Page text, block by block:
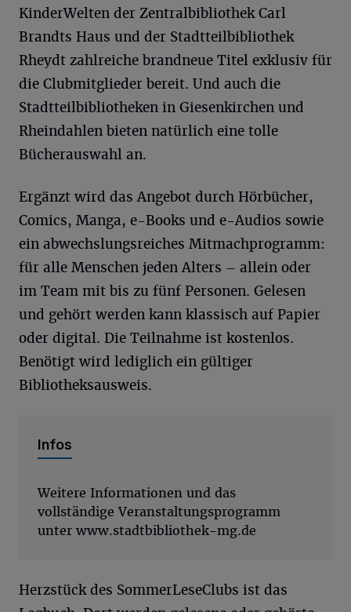
KinderWelten der Zentralbibliothek Carl
Brandts Haus und der Stadtteilbibliothek
Rheydt zahlreiche brandneue Titel exklusiv für
die Clubmitglieder bereit. Und auch die
Stadtteilbibliotheken in Giesenkirchen und
Rheindahlen bieten natürlich eine tolle
Bücherauswahl an.
Ergänzt wird das Angebot durch Hörbücher,
Comics, Manga, e-Books und e-Audios sowie
ein abwechslungsreiches Mitmachprogramm:
für alle Menschen jeden Alters – allein oder
im Team mit bis zu fünf Personen. Gelesen
und gehört werden kann klassisch auf Papier
oder digital. Die Teilnahme ist kostenlos.
Benötigt wird lediglich ein gültiger
Bibliotheksausweis.
Infos
Weitere Informationen und das
vollständige Veranstaltungsprogramm
unter www.stadtbibliothek-mg.de
Herzstück des SommerLeseClubs ist das